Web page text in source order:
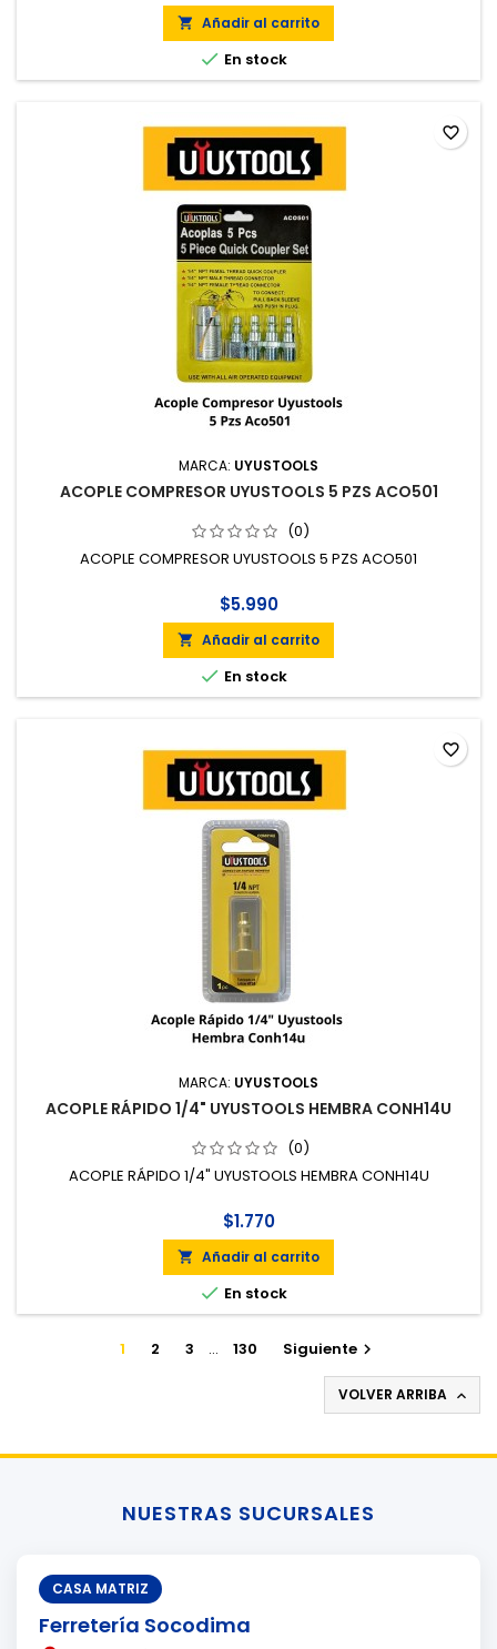
 Añadir al carrito
 En stock
MARCA: UYUSTOOLS
ACOPLE COMPRESOR UYUSTOOLS 5 PZS ACO501
(0)
ACOPLE COMPRESOR UYUSTOOLS 5 PZS ACO501
$5.990
 Añadir al carrito
 En stock
favorite_border
MARCA: UYUSTOOLS
ACOPLE RÁPIDO 1/4" UYUSTOOLS HEMBRA CONH14U
(0)
ACOPLE RÁPIDO 1/4" UYUSTOOLS HEMBRA CONH14U
$1.770
 Añadir al carrito
 En stock
favorite_border
1 2 3 … 130 Siguiente 
VOLVER ARRIBA 
NUESTRAS SUCURSALES
CASA MATRIZ
Ferretería Socodima